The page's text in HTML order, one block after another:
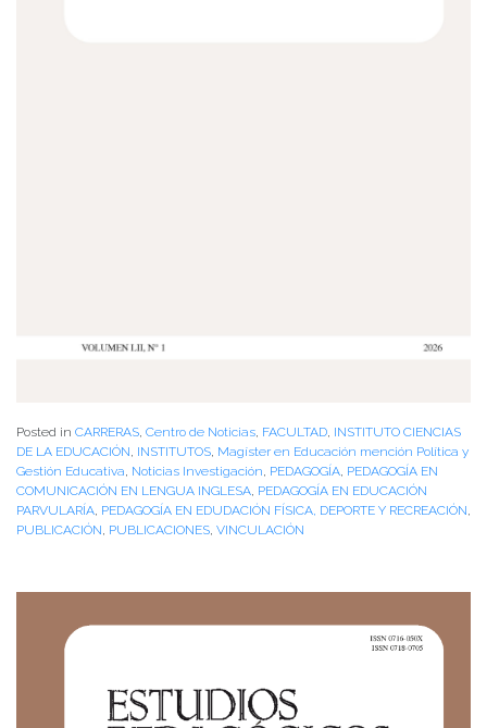
Posted in CARRERAS, Centro de Noticias, FACULTAD, INSTITUTO CIENCIAS
DE LA EDUCACIÓN, INSTITUTOS, Magíster en Educación mención Política y
Gestión Educativa, Noticias Investigación, PEDAGOGÍA, PEDAGOGÍA EN
COMUNICACIÓN EN LENGUA INGLESA, PEDAGOGÍA EN EDUCACIÓN
PARVULARÍA, PEDAGOGÍA EN EDUDACIÓN FÍSICA, DEPORTE Y RECREACIÓN,
PUBLICACIÓN, PUBLICACIONES, VINCULACIÓN